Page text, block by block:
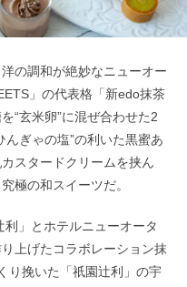
の調和が絶妙なニューオー
」の代表格「新edo抹茶
“玄米卵”に混ぜ合わせた2
ぎゃの塩”の利いた黒蜜あ
スタードクリームを挟ん
極の和スイーツだ。
」とホテルニューオータ
上げたコラボレーション抹
り挽いた「祇園辻利」の宇